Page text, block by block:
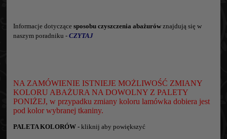
Informacje dotyczące sposobu czyszczenia abażurów znajdują się w
naszym poradniku - CZYTAJ
NA ZAMÓWIENIE ISTNIEJE MOŻLIWOŚĆ ZMIANY
KOLORU ABAŻURA NA DOWOLNY Z PALETY
PONIŻEJ, w przypadku zmiany koloru lamówka dobiera jest
pod kolor wybranej tkaniny.
PALETA KOLORÓW - kliknij aby powiększyć